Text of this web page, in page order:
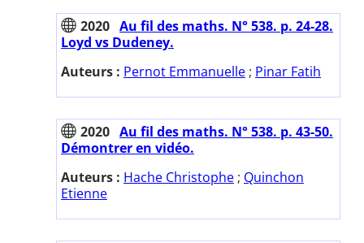
2020 Au fil des maths. N° 538. p. 24-28.
Loyd vs Dudeney.
Auteurs : Pernot Emmanuelle ; Pinar Fatih
2020 Au fil des maths. N° 538. p. 43-50.
Démontrer en vidéo.
Auteurs : Hache Christophe ; Quinchon
Etienne